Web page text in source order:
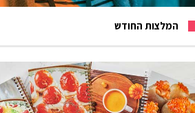
המלצות החודש